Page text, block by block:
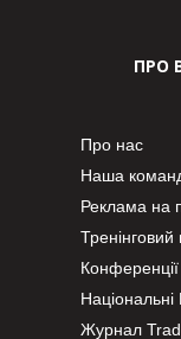
ПРО
Про нас
Наша
Реклама на
Тренінговий
Національні
Журнал